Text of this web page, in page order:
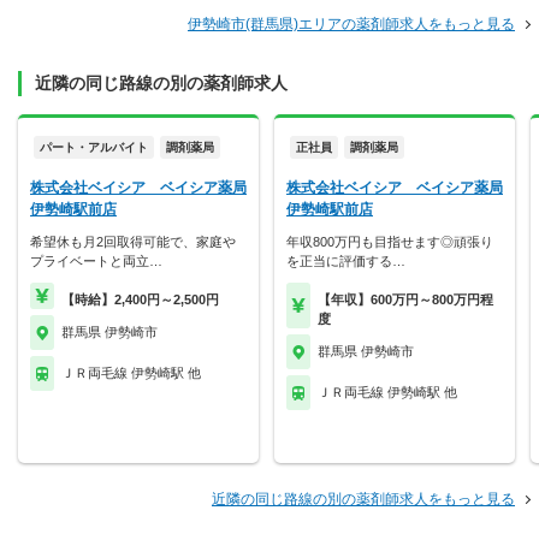
伊勢崎市(群馬県)エリアの薬剤師求人をもっと見る
近隣の同じ路線の別の薬剤師求人
パート・アルバイト 調剤薬局
株式会社ベイシア ベイシア薬局
伊勢崎駅前店
希望休も月2回取得可能で、家庭や
プライベートと両立…
【時給】2,400円～2,500円
群馬県 伊勢崎市
ＪＲ両毛線 伊勢崎駅 他
正社員 調剤薬局
株式会社ベイシア ベイシア薬局
伊勢崎駅前店
年収800万円も目指せます◎頑張り
を正当に評価する…
【年収】600万円～800万円程
度
群馬県 伊勢崎市
ＪＲ両毛線 伊勢崎駅 他
近隣の同じ路線の別の薬剤師求人をもっと見る